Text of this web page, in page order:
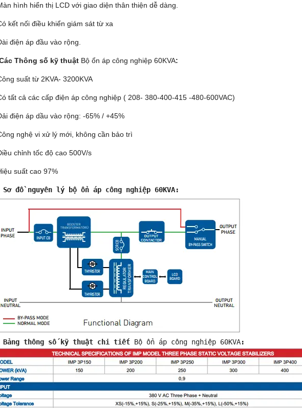
hình hiển thị LCD với giao diện thân thiện dễ dàng.
kết nối điều khiển giám sát từ xa
điện áp đầu vào rộng.
Thông số kỹ thuật Bộ ổn áp công nghiệp 60KVA:
suất từ 2KVA- 3200KVA
tất cả các cấp điện áp công nghiệp ( 208- 380-400-415 -480-600VAC)
điện áp dầu vào rộng: -65% / +45%
nghệ vi xử lý mới, không cần bảo trì
chỉnh tốc độ cao 500V/s
suất cao 97%
Bảng thông số kỹ thuật chi tiết Bộ ổn áp công nghiệp 60KVA